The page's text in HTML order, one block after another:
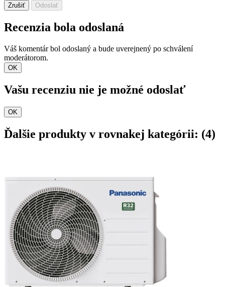
Zrušiť Odoslať
Recenzia bola odoslaná
Váš komentár bol odoslaný a bude uverejnený po schválení
moderátorom.
OK
Vašu recenziu nie je možné odoslať
OK
Ďalšie produkty v rovnakej kategórii: (4)